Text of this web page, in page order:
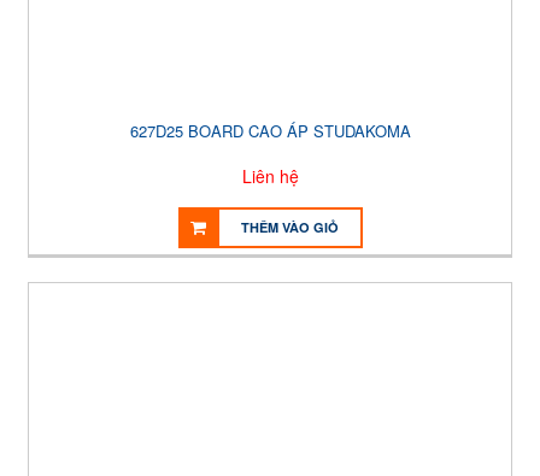
627D25 BOARD CAO ÁP STUDAKOMA
Liên hệ
THÊM VÀO GIỎ